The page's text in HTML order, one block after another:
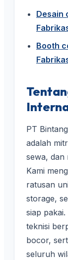
Desain
Booth
PT
adalah
sewa, dan
Kami
ratusan
storage,
siap
teknisi
bocor,
seluruh